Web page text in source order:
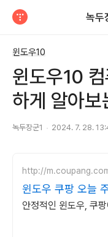
녹두
윈도우10
윈도우10
하게 알아보
녹두장군1 2024. 7. 28.
http://
윈도우 쿠팡 오늘
안정적인 윈도우, 쿠